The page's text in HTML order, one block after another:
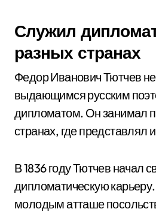
Служил
разных странах
Федор Иванович Тютчев
выдающимся русским
дипломатом. Он занимал
странах, где представлял
В 1836 году Тютчев начал
дипломатическую
молодым атташе